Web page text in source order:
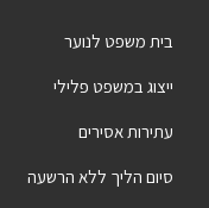
בית משפט לנוער
ייצוג במשפט פלילי
עתירות אסירים
סיום הליך ללא הרשעה